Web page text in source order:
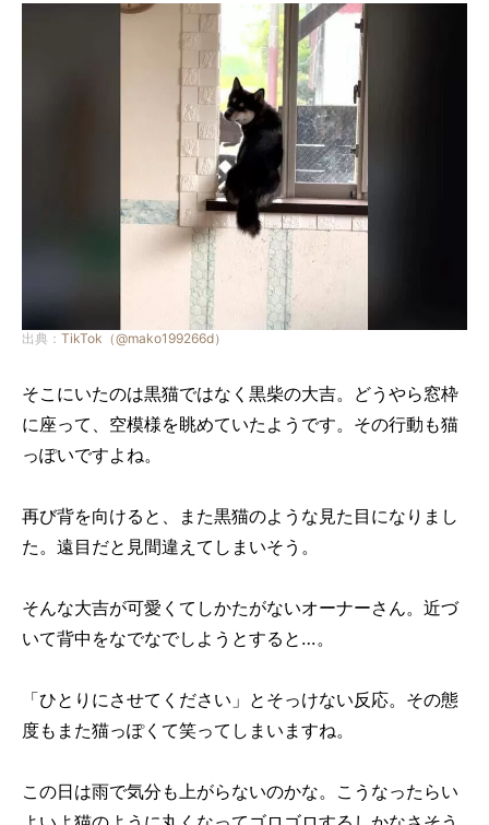
出典： TikTok（@mako199266d）
そこにいたのは黒猫ではなく黒柴の大吉。どうやら窓枠
に座って、空模様を眺めていたようです。その行動も猫
っぽいですよね。
再び背を向けると、また黒猫のような見た目になりまし
た。遠目だと見間違えてしまいそう。
そんな大吉が可愛くてしかたがないオーナーさん。近づ
いて背中をなでなでしようとすると…。
「ひとりにさせてください」とそっけない反応。その態
度もまた猫っぽくて笑ってしまいますね。
この日は雨で気分も上がらないのかな。こうなったらい